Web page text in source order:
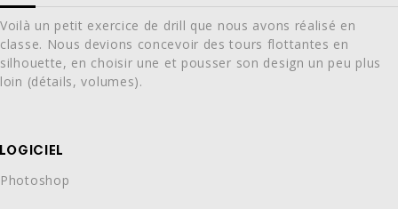
Voilà un petit exercice de drill que nous avons réalisé en
classe. Nous devions concevoir des tours flottantes en
silhouette, en choisir une et pousser son design un peu plus
loin (détails, volumes).
LOGICIEL
Photoshop